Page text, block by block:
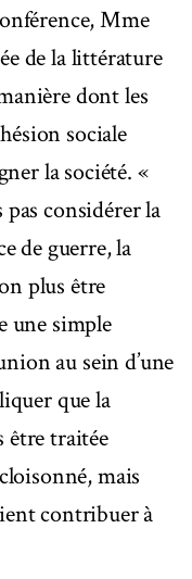
Mme
de la littérature
dont les
sociale
la société. «
considérer la
de guerre, la
plus être
une simple
au sein d’une
que la
être traitée
mais
contribuer à